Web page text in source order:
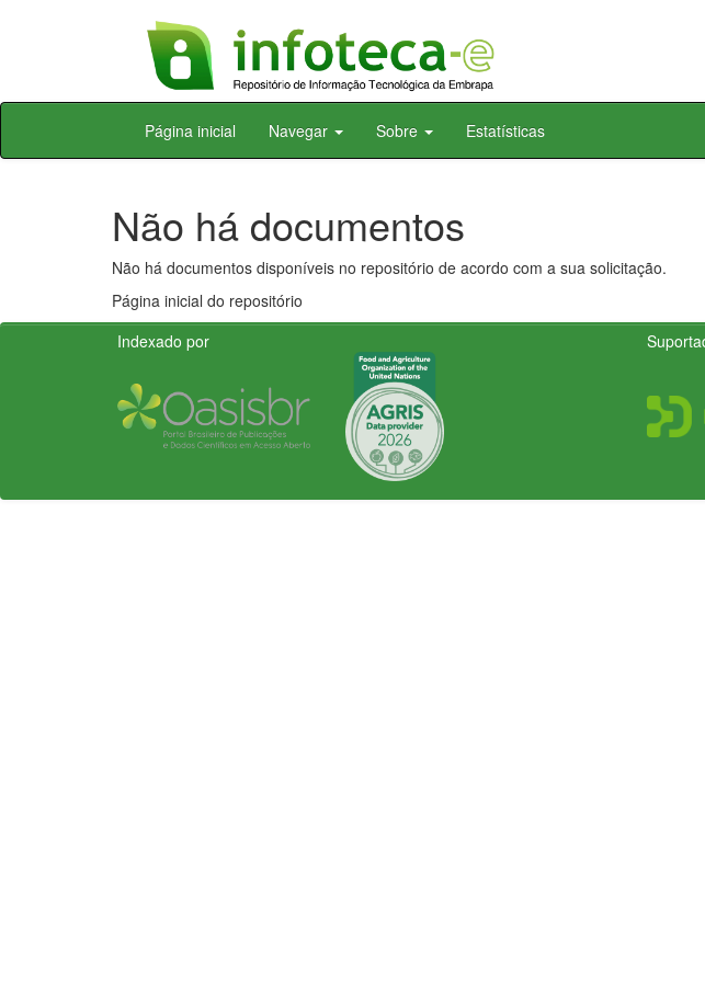
Skip
Página inicial Navegar Sobre Estatísticas
Não há documentos
Não há documentos disponíveis no repositório de acordo com a sua solicitação.
Página inicial do repositório
Indexado por